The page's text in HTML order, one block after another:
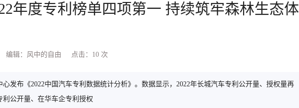
年度专利榜单四项第一 持续筑牢森林生态体
编辑：风中的自由 点击：10 次
发布《2022中国汽车专利数据统计分析》。数据显示，2022年长城汽车专利公开量、授权量再
公开量、在华车企专利授权